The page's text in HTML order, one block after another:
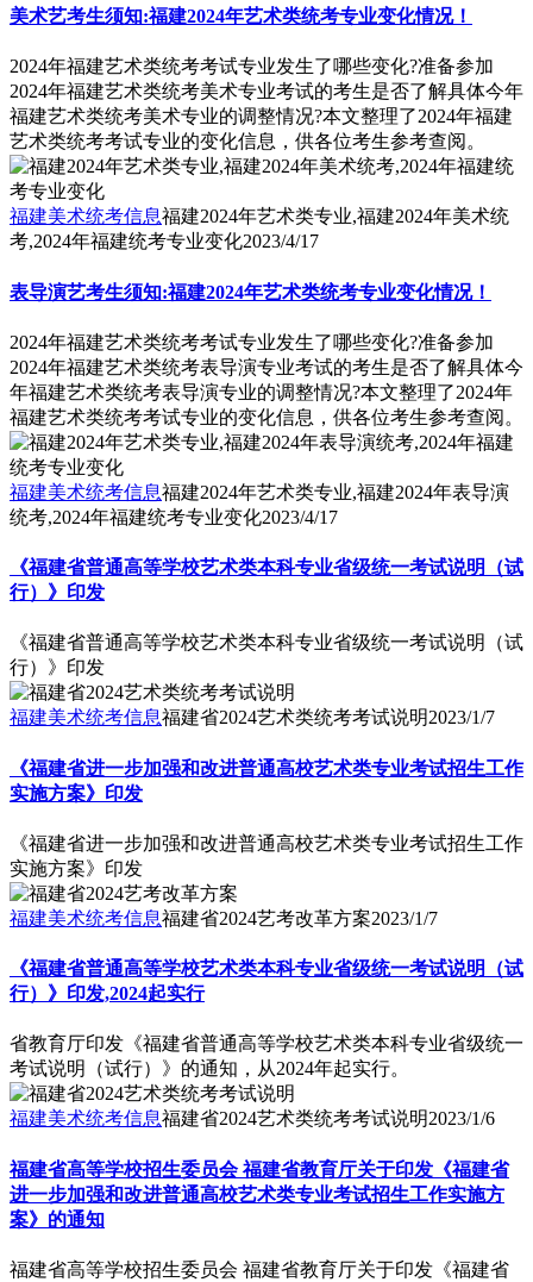
美术艺考生须知:福建2024年艺术类统考专业变化情况！
2024年福建艺术类统考考试专业发生了哪些变化?准备参加
2024年福建艺术类统考美术专业考试的考生是否了解具体今年
福建艺术类统考美术专业的调整情况?本文整理了2024年福建
艺术类统考考试专业的变化信息，供各位考生参考查阅。
福建美术统考信息福建2024年艺术类专业,福建2024年美术统
考,2024年福建统考专业变化2023/4/17
表导演艺考生须知:福建2024年艺术类统考专业变化情况！
2024年福建艺术类统考考试专业发生了哪些变化?准备参加
2024年福建艺术类统考表导演专业考试的考生是否了解具体今
年福建艺术类统考表导演专业的调整情况?本文整理了2024年
福建艺术类统考考试专业的变化信息，供各位考生参考查阅。
福建美术统考信息福建2024年艺术类专业,福建2024年表导演
统考,2024年福建统考专业变化2023/4/17
《福建省普通高等学校艺术类本科专业省级统一考试说明（试
行）》印发
《福建省普通高等学校艺术类本科专业省级统一考试说明（试
行）》印发
福建美术统考信息福建省2024艺术类统考考试说明2023/1/7
《福建省进一步加强和改进普通高校艺术类专业考试招生工作
实施方案》印发
《福建省进一步加强和改进普通高校艺术类专业考试招生工作
实施方案》印发
福建美术统考信息福建省2024艺考改革方案2023/1/7
《福建省普通高等学校艺术类本科专业省级统一考试说明（试
行）》印发,2024起实行
省教育厅印发《福建省普通高等学校艺术类本科专业省级统一
考试说明（试行）》的通知，从2024年起实行。
福建美术统考信息福建省2024艺术类统考考试说明2023/1/6
福建省高等学校招生委员会 福建省教育厅关于印发《福建省
进一步加强和改进普通高校艺术类专业考试招生工作实施方
案》的通知
福建省高等学校招生委员会 福建省教育厅关于印发《福建省